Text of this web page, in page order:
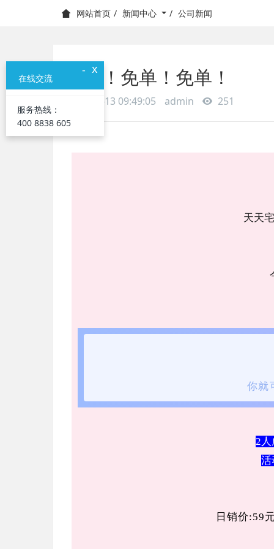
网站首页 新闻中心 公司新闻
免单！免单！免单！
2020-07-13 09:49:05 admin 251
天天
你就
2人
活
日销价:59
x
-
在线交流
服务热线：
400 8838 605